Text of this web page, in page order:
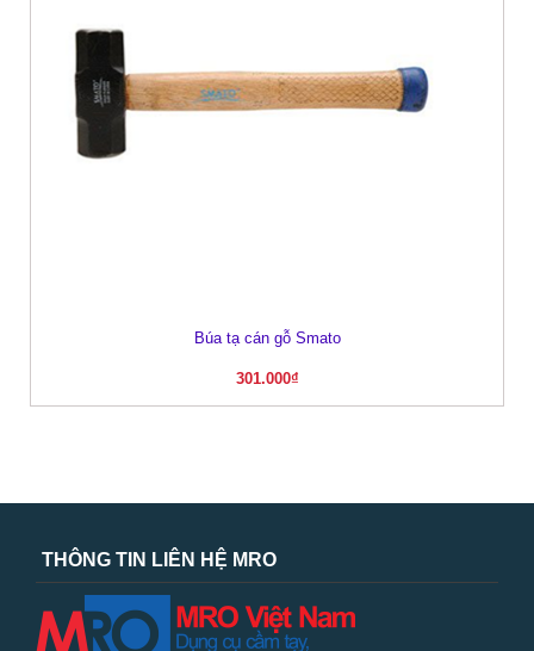
Búa tạ cán gỗ Smato
301.000₫
THÔNG TIN LIÊN HỆ MRO